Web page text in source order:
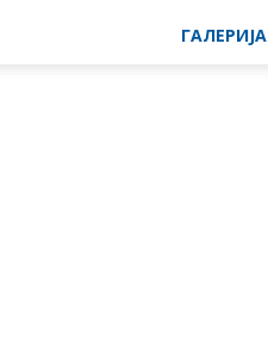
ГАЛЕРИЈА